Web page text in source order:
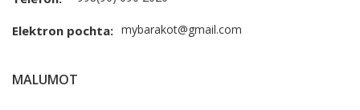
Elektron pochta: mybarakot@gmail.com
MALUMOT